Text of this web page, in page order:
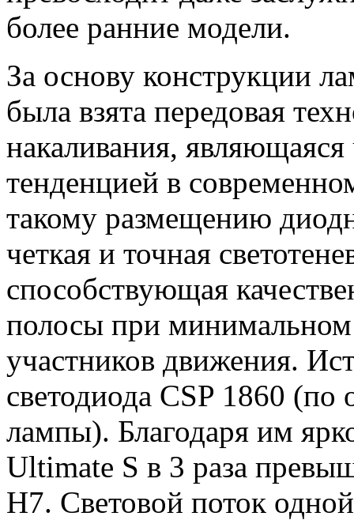
более ранние модели.
За основу конструкции
была взята передовая
накаливания,
тенденцией в
такому размещению
четкая и точная
способствующая
полосы при
участников движения.
светодиода CSP 1860
лампы). Благодаря им
Ultimate S в 3 раза
H7. Световой поток